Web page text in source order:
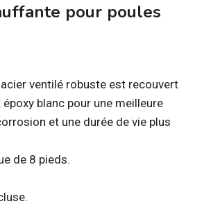
pour poules
ventilé robuste est recouvert
époxy blanc pour une meilleure
et une durée de vie plus
de 8 pieds.